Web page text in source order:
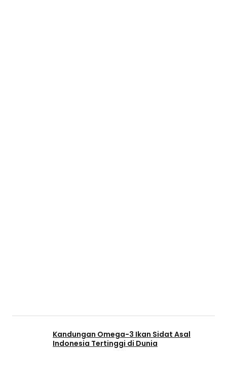
Kandungan Omega-3 Ikan Sidat Asal
Indonesia Tertinggi di Dunia